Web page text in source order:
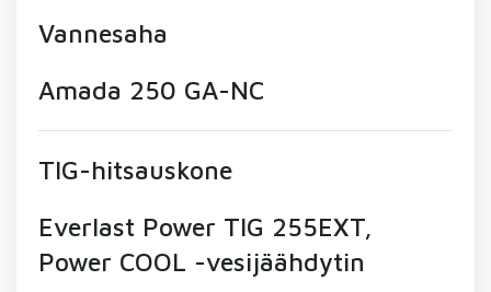
Vannesaha
Amada 250 GA-NC
TIG-hitsauskone
Everlast Power TIG 255EXT,
Power COOL -vesijäähdytin